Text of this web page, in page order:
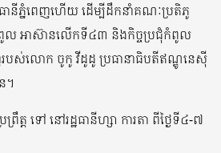
ានីភ្នំពេញហើយ ដើម្បីដឹកនាំគណៈប្រតិភូ
ពូល អាស៊ានលើកទី៤៣ និងកិច្ចប្រជុំកំពូល
របស់លោក ចូកូ វីដូដូ ប្រធានាធិបតីឥណ្ឌូនេស៊ី
។
រឹត្ត ទៅ នៅរដ្ឋធានីហ្សា ការតា ពីថ្ងៃទី៤-៧